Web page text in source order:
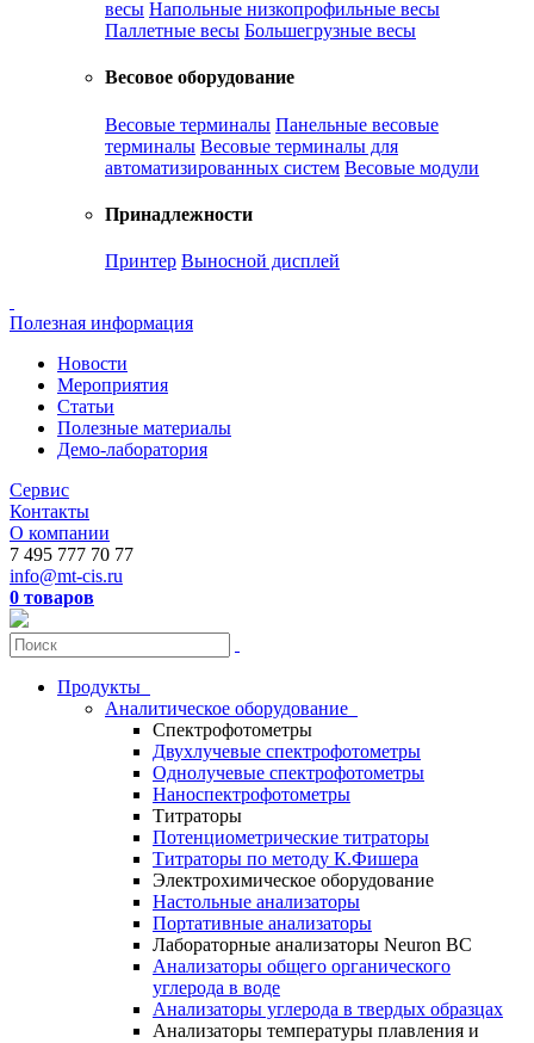
весы Напольные низкопрофильные весы
Паллетные весы Большегрузные весы
Весовое оборудование
Весовые терминалы Панельные весовые
терминалы Весовые терминалы для
автоматизированных систем Весовые модули
Принадлежности
Принтер Выносной дисплей
Полезная информация
Новости
Мероприятия
Статьи
Полезные материалы
Демо-лаборатория
Сервис
Контакты
О компании
7 495 777 70 77
info@mt-cis.ru
0 товаров
Продукты
Аналитическое оборудование
Спектрофотометры
Двухлучевые спектрофотометры
Однолучевые спектрофотометры
Наноспектрофотометры
Титраторы
Потенциометрические титраторы
Титраторы по методу К.Фишера
Электрохимическое оборудование
Настольные анализаторы
Портативные анализаторы
Лабораторные анализаторы Neuron BC
Анализаторы общего органического
углерода в воде
Анализаторы углерода в твердых образцах
Анализаторы температуры плавления и